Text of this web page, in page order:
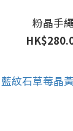
粉晶手繩